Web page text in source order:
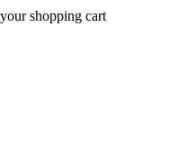
shopping cart